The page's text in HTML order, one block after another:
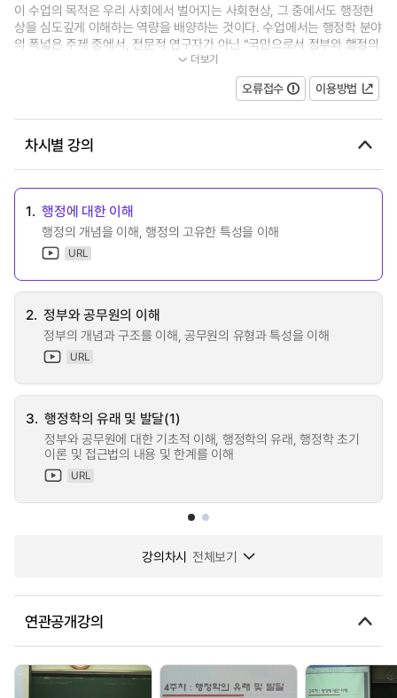
이 수업의 목적은 우리 사회에서 벌어지는 사회현상, 그 중에서도 행정현
상을 심도깊게 이해하는 역량을 배양하는 것이다. 수업에서는 행정학 분야
의 폭넓은 주제 중에서, 전문적 연구자가 아닌 “국민으로서 정부와 행정의
이해”라는 관점에서 선별된 주제... 더보기
오류접수 이용방법
차시별 강의
1. 행정에 대한 이해
행정의 개념을 이해, 행정의 고유한 특성을 이해
URL
2. 정부와 공무원의 이해
정부의 개념과 구조를 이해, 공무원의 유형과 특성을 이해
URL
3. 행정학의 유래 및 발달(1)
정부와 공무원에 대한 기초적 이해, 행정학의 유래, 행정학 초기
이론 및 접근법의 내용 및 한계를 이해
URL
강의차시 전체보기
연관공개강의